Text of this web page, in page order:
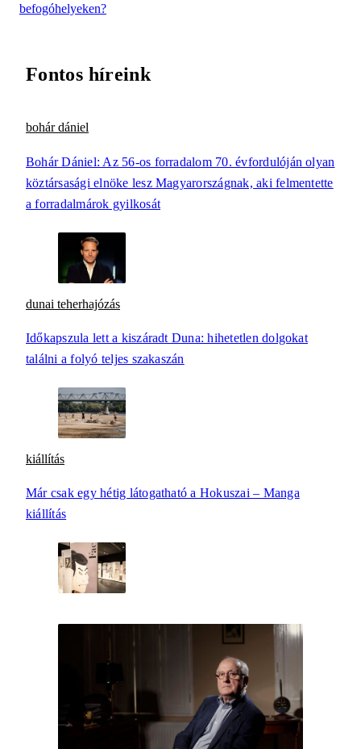
befogóhelyeken?
Fontos híreink
bohár dániel
Bohár Dániel: Az 56-os forradalom 70. évfordulóján olyan
köztársasági elnöke lesz Magyarországnak, aki felmentette
a forradalmárok gyilkosát
dunai teherhajózás
Időkapszula lett a kiszáradt Duna: hihetetlen dolgokat
találni a folyó teljes szakaszán
kiállítás
Már csak egy hétig látogatható a Hokuszai – Manga
kiállítás